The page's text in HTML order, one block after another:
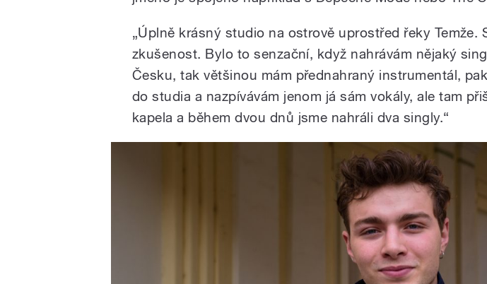
„Úplně krásný studio na ostrově uprostřed řeky Temže.
zkušenost. Bylo to senzační, když nahrávám nějaký
Česku, tak většinou mám přednahraný instrumentál,
do studia a nazpívávám jenom já sám vokály, ale tam
kapela a během dvou dnů jsme nahráli dva singly.“